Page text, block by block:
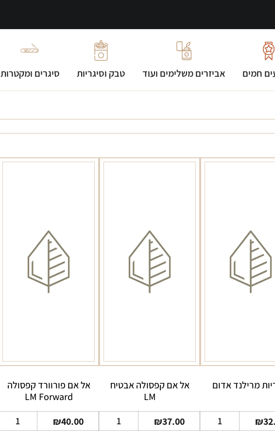
חמים אביזרים משלימים ועוד טבק וסיגריות סיגרים ומקטרות
מרילנד אדום
₪
של
אל אם קפסולה אבטיח
LM
₪37.00
של
אל אם פורוורד קפסולה
LM Forward
₪40.00
של